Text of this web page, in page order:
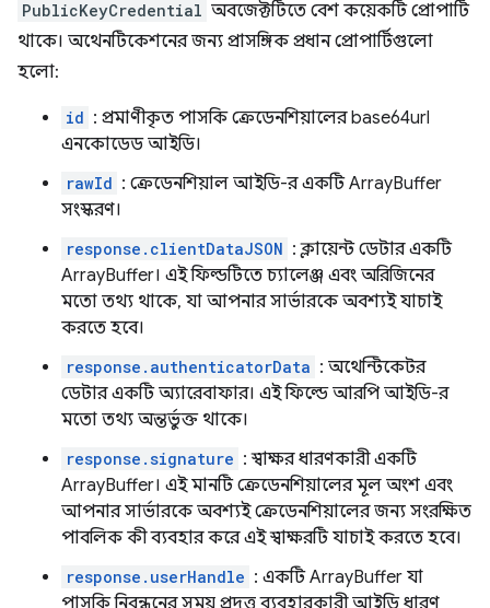
PublicKeyCredential অবজেক্টটিতে বেশ কয়েকটি প্রোপার্টি
থাকে। অথেনটিকেশনের জন্য প্রাসঙ্গিক প্রধান প্রোপার্টিগুলো
হলো:
id : প্রমাণীকৃত পাসকি ক্রেডেনশিয়ালের base64url
এনকোডেড আইডি।
rawId : ক্রেডেনশিয়াল আইডি-র একটি ArrayBuffer
সংস্করণ।
response.clientDataJSON : ক্লায়েন্ট ডেটার একটি
ArrayBuffer। এই ফিল্ডটিতে চ্যালেঞ্জ এবং অরিজিনের
মতো তথ্য থাকে, যা আপনার সার্ভারকে অবশ্যই যাচাই
করতে হবে।
response.authenticatorData : অথেন্টিকেটর
ডেটার একটি অ্যারেবাফার। এই ফিল্ডে আরপি আইডি-র
মতো তথ্য অন্তর্ভুক্ত থাকে।
response.signature : স্বাক্ষর ধারণকারী একটি
ArrayBuffer। এই মানটি ক্রেডেনশিয়ালের মূল অংশ এবং
আপনার সার্ভারকে অবশ্যই ক্রেডেনশিয়ালের জন্য সংরক্ষিত
পাবলিক কী ব্যবহার করে এই স্বাক্ষরটি যাচাই করতে হবে।
response.userHandle : একটি ArrayBuffer যা
পাসকি নিবন্ধনের সময় প্রদত্ত ব্যবহারকারী আইডি ধারণ